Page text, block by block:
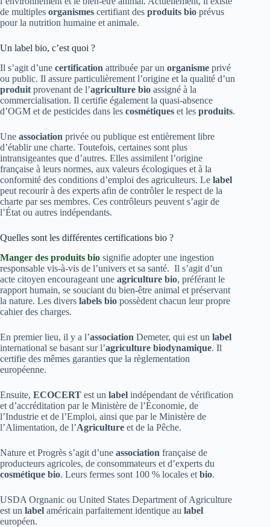
de multiples organismes certifiant des produits bio prévus
pour la nutrition humaine et animale.
Un label bio, c’est quoi ?
Il s’agit d’une certification attribuée par un organisme privé
ou public. Il assure particulièrement l’origine et la qualité d’un
produit provenant de l’agriculture bio assigné à la
commercialisation. Il certifie également la quasi-absence
d’OGM et de pesticides dans les cosmétiques et les produits.
Une association privée ou publique est entièrement libre
d’établir une charte. Toutefois, certaines sont plus
intransigeantes que d’autres. Elles assimilent l’origine
française à leurs normes, aux valeurs écologiques et à la
conformité des conditions d’emploi des agriculteurs. Le label
peut recourir à des experts afin de contrôler le respect de la
charte par ses membres. Ces contrôleurs peuvent s’agir de
l’État ou autres indépendants.
Quelles sont les différentes certifications bio ?
Manger des produits bio signifie adopter une ingestion
responsable vis-à-vis de l’univers et sa santé. Il s’agit d’un
acte citoyen encourageant une agriculture bio, préférant le
rapport humain, se souciant du bien-être animal et préservant
la nature. Les divers labels bio possèdent chacun leur propre
cahier des charges.
En premier lieu, il y a l’association Demeter, qui est un label
international se basant sur l’agriculture biodynamique. Il
certifie des mêmes garanties que la règlementation
européenne.
Ensuite, ECOCERT est un label indépendant de vérification
et d’accréditation par le Ministère de l’Économie, de
l’Industrie et de l’Emploi, ainsi que par le Ministère de
l’Alimentation, de l’Agriculture et de la Pêche.
Nature et Progrès s’agit d’une association française de
producteurs agricoles, de consommateurs et d’experts du
cosmétique bio. Leurs fermes sont 100 % locales et bio.
USDA Orgnanic ou United States Department of Agriculture
est un label américain parfaitement identique au label
européen.